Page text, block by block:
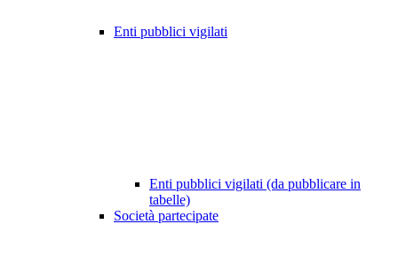
Enti pubblici vigilati
Enti pubblici vigilati (da pubblicare in
tabelle)
Società partecipate